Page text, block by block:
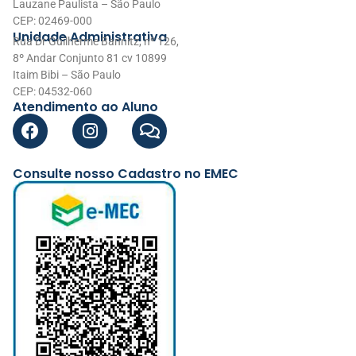
Lauzane Paulista – São Paulo
CEP: 02469-000
Unidade Administrativa
Rua Dr Guilherme Bannitz, nº 126,
8º Andar Conjunto 81 cv 10899
Itaim Bibi – São Paulo
CEP: 04532-060
Atendimento ao Aluno
Consulte nosso Cadastro no EMEC